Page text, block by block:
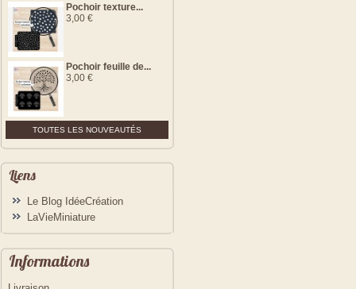
Pochoir texture...
3,00 €
Pochoir feuille de...
3,00 €
TOUTES LES NOUVEAUTÉS
Liens
Le Blog IdéeCréation
LaVieMiniature
Informations